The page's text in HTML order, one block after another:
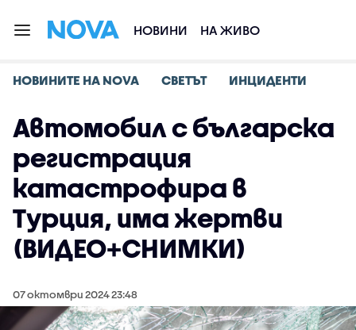
НОВИНИ НА ЖИВО
НОВИНИТЕ НА NOVA СВЕТЪТ ИНЦИДЕНТИ
Автомобил с българска
регистрация
катастрофира в
Турция, има жертви
(ВИДЕО+СНИМКИ)
07 октомври 2024 23:48